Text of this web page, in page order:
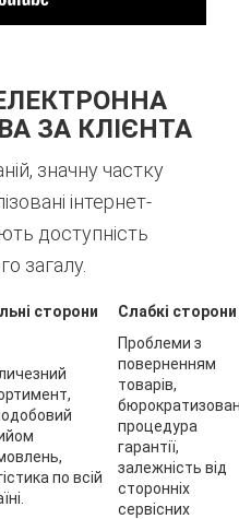
ЗА КЛІЄНТА
значну частку
інтернет-
доступність
загалу.
сторони Слабкі сторони
по всій
Проблеми з
поверненням
товарів,
процедура
гарантії,
залежність від
сторонніх
сервісних